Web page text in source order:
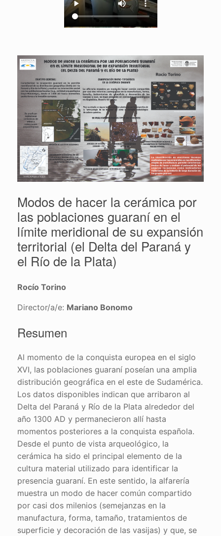
Modos de hacer la cerámica por
las poblaciones guaraní en el
límite meridional de su expansión
territorial (el Delta del Paraná y
el Río de la Plata)
Rocío Torino
Director/a/e: Mariano Bonomo
Resumen
Al momento de la conquista europea en el siglo
XVI, las poblaciones guaraní poseían una amplia
distribución geográfica en el este de Sudamérica.
Los datos disponibles indican que arribaron al
Delta del Paraná y Río de la Plata alrededor del
año 1300 AD y permanecieron allí hasta
momentos posteriores a la conquista española.
Desde el punto de vista arqueológico, la
cerámica ha sido el principal elemento de la
cultura material utilizado para identificar la
presencia guaraní. En este sentido, la alfarería
muestra un modo de hacer común compartido
por casi dos milenios (semejanzas en la
manufactura, forma, tamaño, tratamientos de
superficie y decoración de las vasijas) y que, se